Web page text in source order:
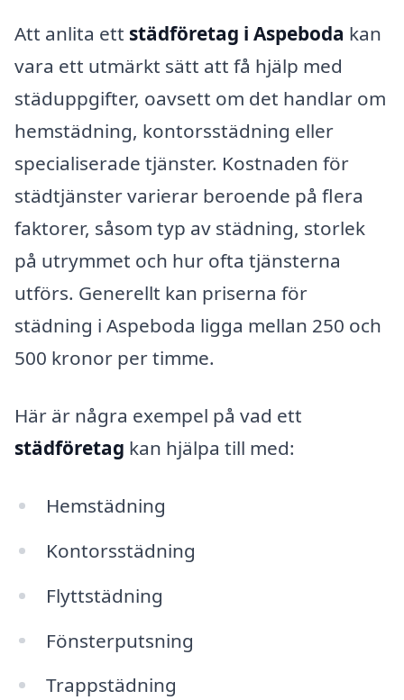
Att anlita ett städföretag i Aspeboda kan
vara ett utmärkt sätt att få hjälp med
städuppgifter, oavsett om det handlar om
hemstädning, kontorsstädning eller
specialiserade tjänster. Kostnaden för
städtjänster varierar beroende på flera
faktorer, såsom typ av städning, storlek
på utrymmet och hur ofta tjänsterna
utförs. Generellt kan priserna för
städning i Aspeboda ligga mellan 250 och
500 kronor per timme.
Här är några exempel på vad ett
städföretag kan hjälpa till med:
Hemstädning
Kontorsstädning
Flyttstädning
Fönsterputsning
Trappstädning